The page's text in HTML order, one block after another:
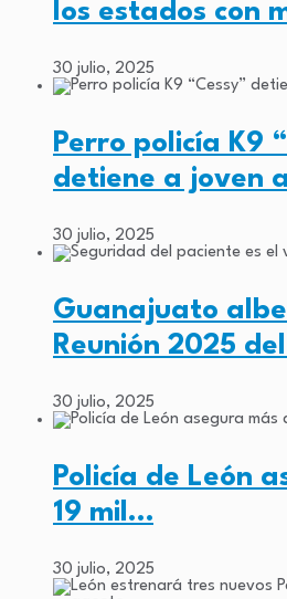
los estados con
30 julio, 2025
Perro policía K9
detiene a joven
30 julio, 2025
Guanajuato
Reunión 2025
30 julio, 2025
Policía de León
19 mil…
30 julio, 2025